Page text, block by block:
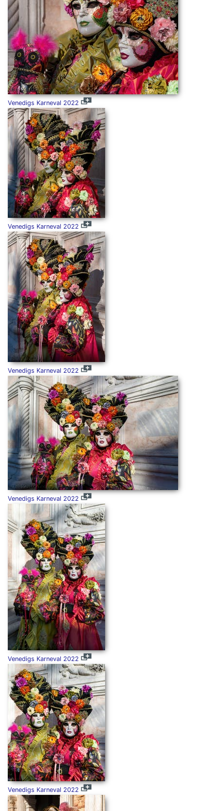
Venedigs Karneval 2022
Venedigs Karneval 2022
Venedigs Karneval 2022
Venedigs Karneval 2022
Venedigs Karneval 2022
Venedigs Karneval 2022